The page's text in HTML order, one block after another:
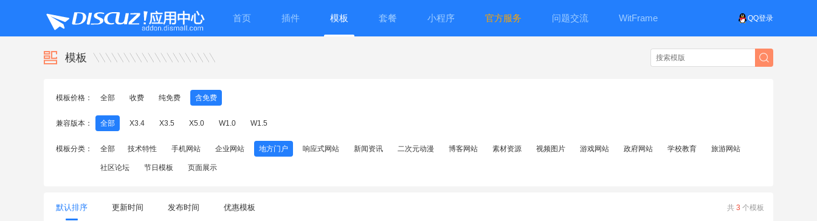
QQ登录
首页 插件 模板 套餐 小程序 官方服务 问题交流 WitFrame
模板
模板价格： 全部 收费 纯免费 含免费
兼容版本： 全部 X3.4 X3.5 X5.0 W1.0 W1.5
模板分类： 全部 技术特性 手机网站 企业网站 地方门户 响应式网站 新闻资讯 二次元动漫 博客网站 素材资源 视频图片 游戏网站 政府网站 学校教育 旅游网站
社区论坛 节日模板 页面展示
共 3 个模板
默认排序 更新时间 发布时间 优惠模板